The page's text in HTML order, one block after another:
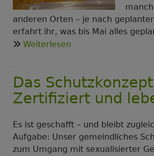
anderen Orten – je nach
erfahrt ihr, was bis Mai alles
Weiterlesen
Jugendgruppe
bis
Ende
Das
Zertifiziert und
Es ist geschafft – und bleibt
Aufgabe: Unser gemeindliches
zum Umgang mit sexualisierter